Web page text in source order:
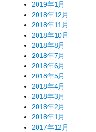
2019年1月
2018年12月
2018年11月
2018年10月
2018年8月
2018年7月
2018年6月
2018年5月
2018年4月
2018年3月
2018年2月
2018年1月
2017年12月